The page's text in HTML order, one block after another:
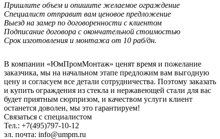
Пришлите объем и опишите желаемое ограждение
Специалист отправит вам ценовое предложение
Выезд на замер по договоренности с клиентом
Подписание договора с окончательной стоимостью
Срок изготовления и монтажа от 10 раб/дн.
В компании «ЮмПромМонтаж» ценят время и пожелание
заказчика, мы на начальном этапе предложим вам выгодную
цену и согласуем все детали сотрудничества. Поэтому заказать
и купить ограждения из стекла и нержавеющей стали для вас
будет приятным сюрпризом, и качеством услуги клиент
останется доволен, мы это гарантируем!
Связаться с специалистом
Тел.: +7(495)797-10-12
эл. почта: info@umpm.ru